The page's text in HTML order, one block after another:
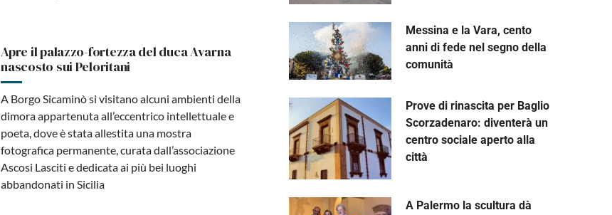
Apre il palazzo-fortezza del duca Avarna
nascosto sui Peloritani
A Borgo Sicaminò si visitano alcuni ambienti della
dimora appartenuta all’eccentrico intellettuale e
poeta, dove è stata allestita una mostra
fotografica permanente, curata dall’associazione
Ascosi Lasciti e dedicata ai più bei luoghi
abbandonati in Sicilia
Messina e la Vara, cento
anni di fede nel segno della
comunità
Prove di rinascita per Baglio
Scorzadenaro: diventerà un
centro sociale aperto alla
città
A Palermo la scultura dà